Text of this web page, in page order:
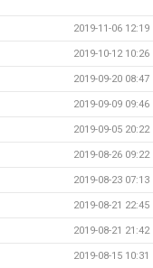
2019-11-06 12:19
2019-10-12 10:26
2019-09-20 08:47
2019-09-09 09:46
2019-09-05 20:22
2019-08-26 09:22
2019-08-23 07:13
2019-08-21 22:45
2019-08-21 21:42
2019-08-15 10:31